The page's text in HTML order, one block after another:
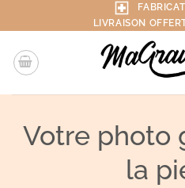
au
contenu
LIVRAISON
Votre photo
la